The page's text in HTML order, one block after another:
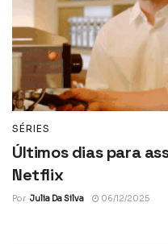
SÉRIES
Últimos dias para
Netflix
Por Julia Da Silva 06/12/2025